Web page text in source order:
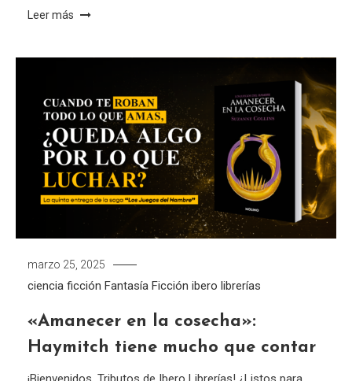
Leer más
marzo 25, 2025
ciencia ficción Fantasía Ficción ibero librerías
«Amanecer en la cosecha»:
Haymitch tiene mucho que contar